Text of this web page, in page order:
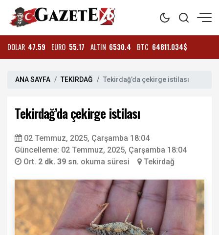
DOLAR 47.59 EURO 55.17 ALTIN 6530.4 BTC 64811.034$
ANA SAYFA TEKİRDAĞ Tekirdağ’da çekirge istilası
Tekirdağ’da çekirge istilası
02 Temmuz, 2025, Çarşamba 18:04
Güncelleme: 02 Temmuz, 2025, Çarşamba 18:04
Ort. 2 dk. 39 sn. okuma süresi Tekirdağ